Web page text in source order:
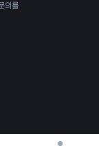
의를